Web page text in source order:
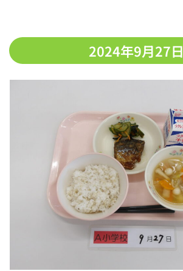
2024年9月27日